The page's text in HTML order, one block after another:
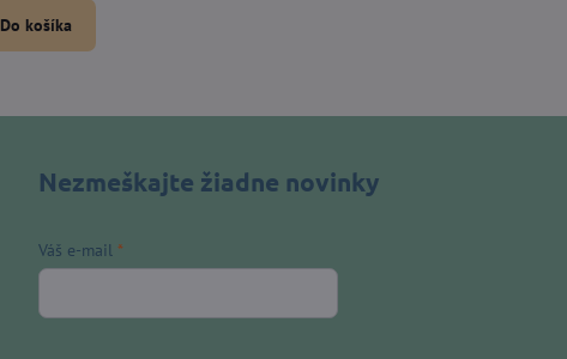
Do košíka
Nezmeškajte žiadne novinky
Váš e-mail*